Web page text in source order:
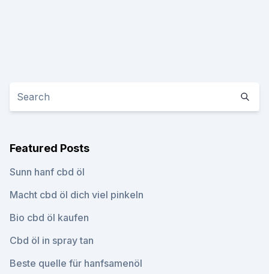
Featured Posts
Sunn hanf cbd öl
Macht cbd öl dich viel pinkeln
Bio cbd öl kaufen
Cbd öl in spray tan
Beste quelle für hanfsamenöl